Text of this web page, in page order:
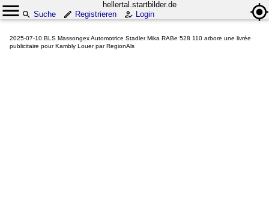
hellertal.startbilder.de
Suche
Registrieren Login
2025-07-10.BLS Massongex Automotrice Stadler Mika RABe 528 110 arbore une livrée
publicitaire pour Kambly Louer par RegionAls